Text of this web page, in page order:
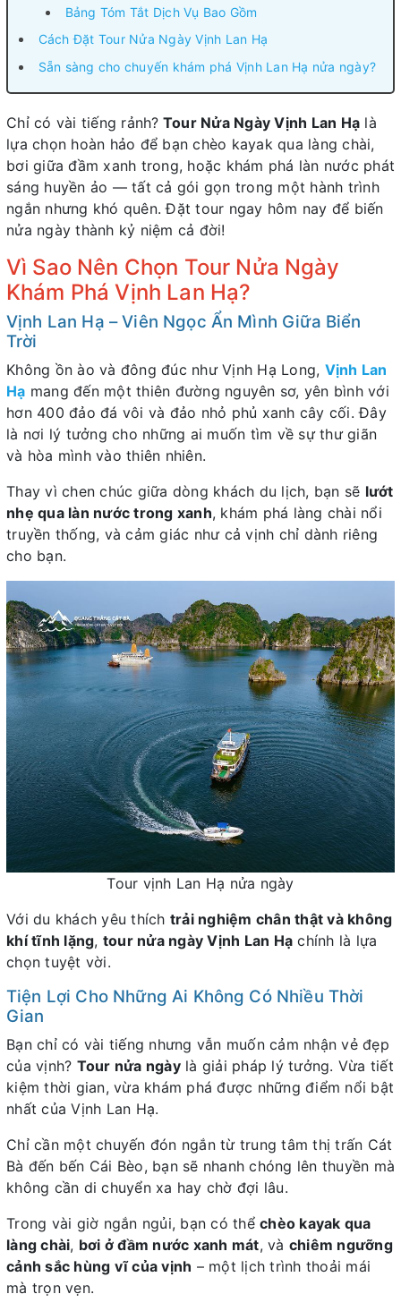
Bảng Tóm Tắt Dịch Vụ Bao Gồm
Cách Đặt Tour Nửa Ngày Vịnh Lan Hạ
Sẵn sàng cho chuyến khám phá Vịnh Lan Hạ nửa ngày?
Chỉ có vài tiếng rảnh? Tour Nửa Ngày Vịnh Lan Hạ là
lựa chọn hoàn hảo để bạn chèo kayak qua làng chài,
bơi giữa đầm xanh trong, hoặc khám phá làn nước phát
sáng huyền ảo — tất cả gói gọn trong một hành trình
ngắn nhưng khó quên. Đặt tour ngay hôm nay để biến
nửa ngày thành kỷ niệm cả đời!
Vì Sao Nên Chọn Tour Nửa Ngày
Khám Phá Vịnh Lan Hạ?
Vịnh Lan Hạ – Viên Ngọc Ẩn Mình Giữa Biển
Trời
Không ồn ào và đông đúc như Vịnh Hạ Long, Vịnh Lan
Hạ mang đến một thiên đường nguyên sơ, yên bình với
hơn 400 đảo đá vôi và đảo nhỏ phủ xanh cây cối. Đây
là nơi lý tưởng cho những ai muốn tìm về sự thư giãn
và hòa mình vào thiên nhiên.
Thay vì chen chúc giữa dòng khách du lịch, bạn sẽ lướt
nhẹ qua làn nước trong xanh, khám phá làng chài nổi
truyền thống, và cảm giác như cả vịnh chỉ dành riêng
cho bạn.
Tour vịnh Lan Hạ nửa ngày
Với du khách yêu thích trải nghiệm chân thật và không
khí tĩnh lặng, tour nửa ngày Vịnh Lan Hạ chính là lựa
chọn tuyệt vời.
Tiện Lợi Cho Những Ai Không Có Nhiều Thời
Gian
Bạn chỉ có vài tiếng nhưng vẫn muốn cảm nhận vẻ đẹp
của vịnh? Tour nửa ngàylà giải pháp lý tưởng. Vừa tiết
kiệm thời gian, vừa khám phá được những điểm nổi bật
nhất của Vịnh Lan Hạ.
Chỉ cần một chuyến đón ngắn từ trung tâm thị trấn Cát
Bà đến bến Cái Bèo, bạn sẽ nhanh chóng lên thuyền mà
không cần di chuyển xa hay chờ đợi lâu.
Trong vài giờ ngắn ngủi, bạn có thể chèo kayak qua
làng chài, bơi ở đầm nước xanh mát, và chiêm ngưỡng
cảnh sắc hùng vĩ của vịnh – một lịch trình thoải mái
mà trọn vẹn.